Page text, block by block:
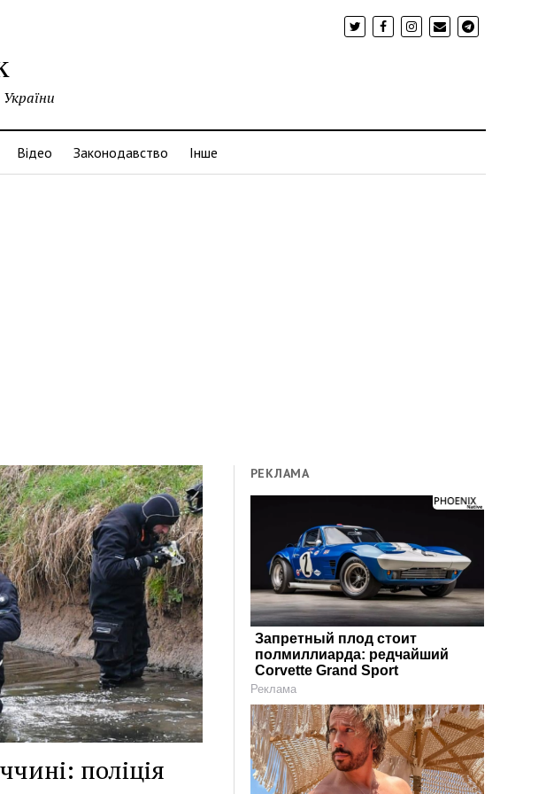
Відео Законодавство Інше
поліція
РЕКЛАМА
Запретный плод стоит
полмиллиарда: редчайший
Corvette Grand Sport
Реклама